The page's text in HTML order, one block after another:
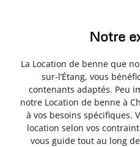
Notre
La Location de benne que
sur-l’Étang, vous
contenants adaptés. Peu
notre Location de benne à
à vos besoins spécifiques.
location selon vos
vous guide tout au long